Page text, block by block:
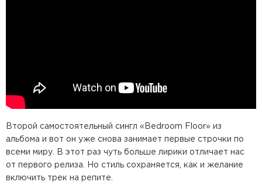
Второй самостоятельный сингл «Bedroom Floor» из
альбома и вот он уже снова занимает первые строчки по
всеми миру. В этот раз чуть больше лирики отличает нас
от первого релиза. Но стиль сохраняется, как и желание
включить трек на репите.